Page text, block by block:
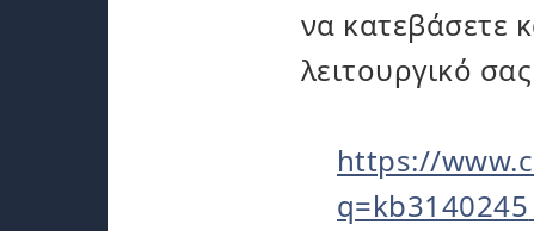
να κατεβάσετε
λειτουργικό
https://
q=kb3140245